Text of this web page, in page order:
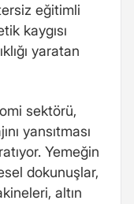
eğitimli
kaygısı
yaratan
sektörü,
yansıtması
Yemeğin
dokunuşlar,
altın